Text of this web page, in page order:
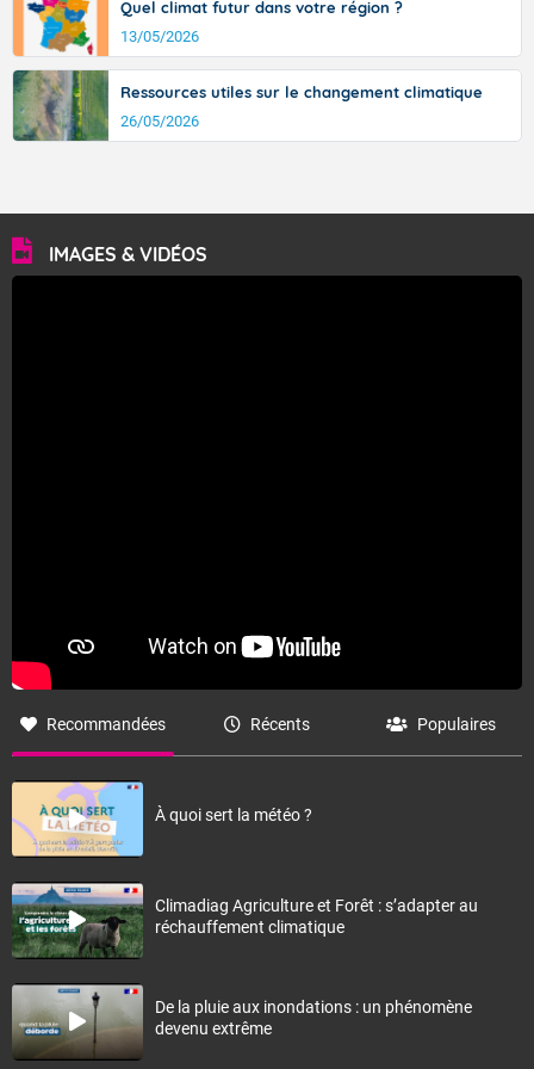
Quel climat futur dans votre région ?
13/05/2026
Ressources utiles sur le changement climatique
26/05/2026
IMAGES & VIDÉOS
Recommandées Récents Populaires
À quoi sert la météo ?
Climadiag Agriculture et Forêt : s’adapter au
réchauffement climatique
De la pluie aux inondations : un phénomène
devenu extrême